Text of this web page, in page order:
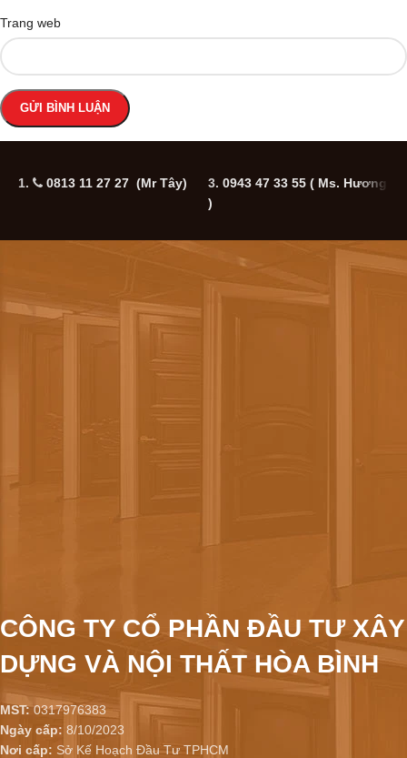
Trang web
1. 0813 11 27 27 (Mr Tây) 3. 0943 47 33 55 ( Ms. Hương
)
CÔNG TY CỔ PHẦN ĐẦU TƯ XÂY
DỰNG VÀ NỘI THẤT HÒA BÌNH
MST:0317976383
Ngày cấp: 8/10/2023
Nơi cấp: Sở Kế Hoạch Đầu Tư TPHCM